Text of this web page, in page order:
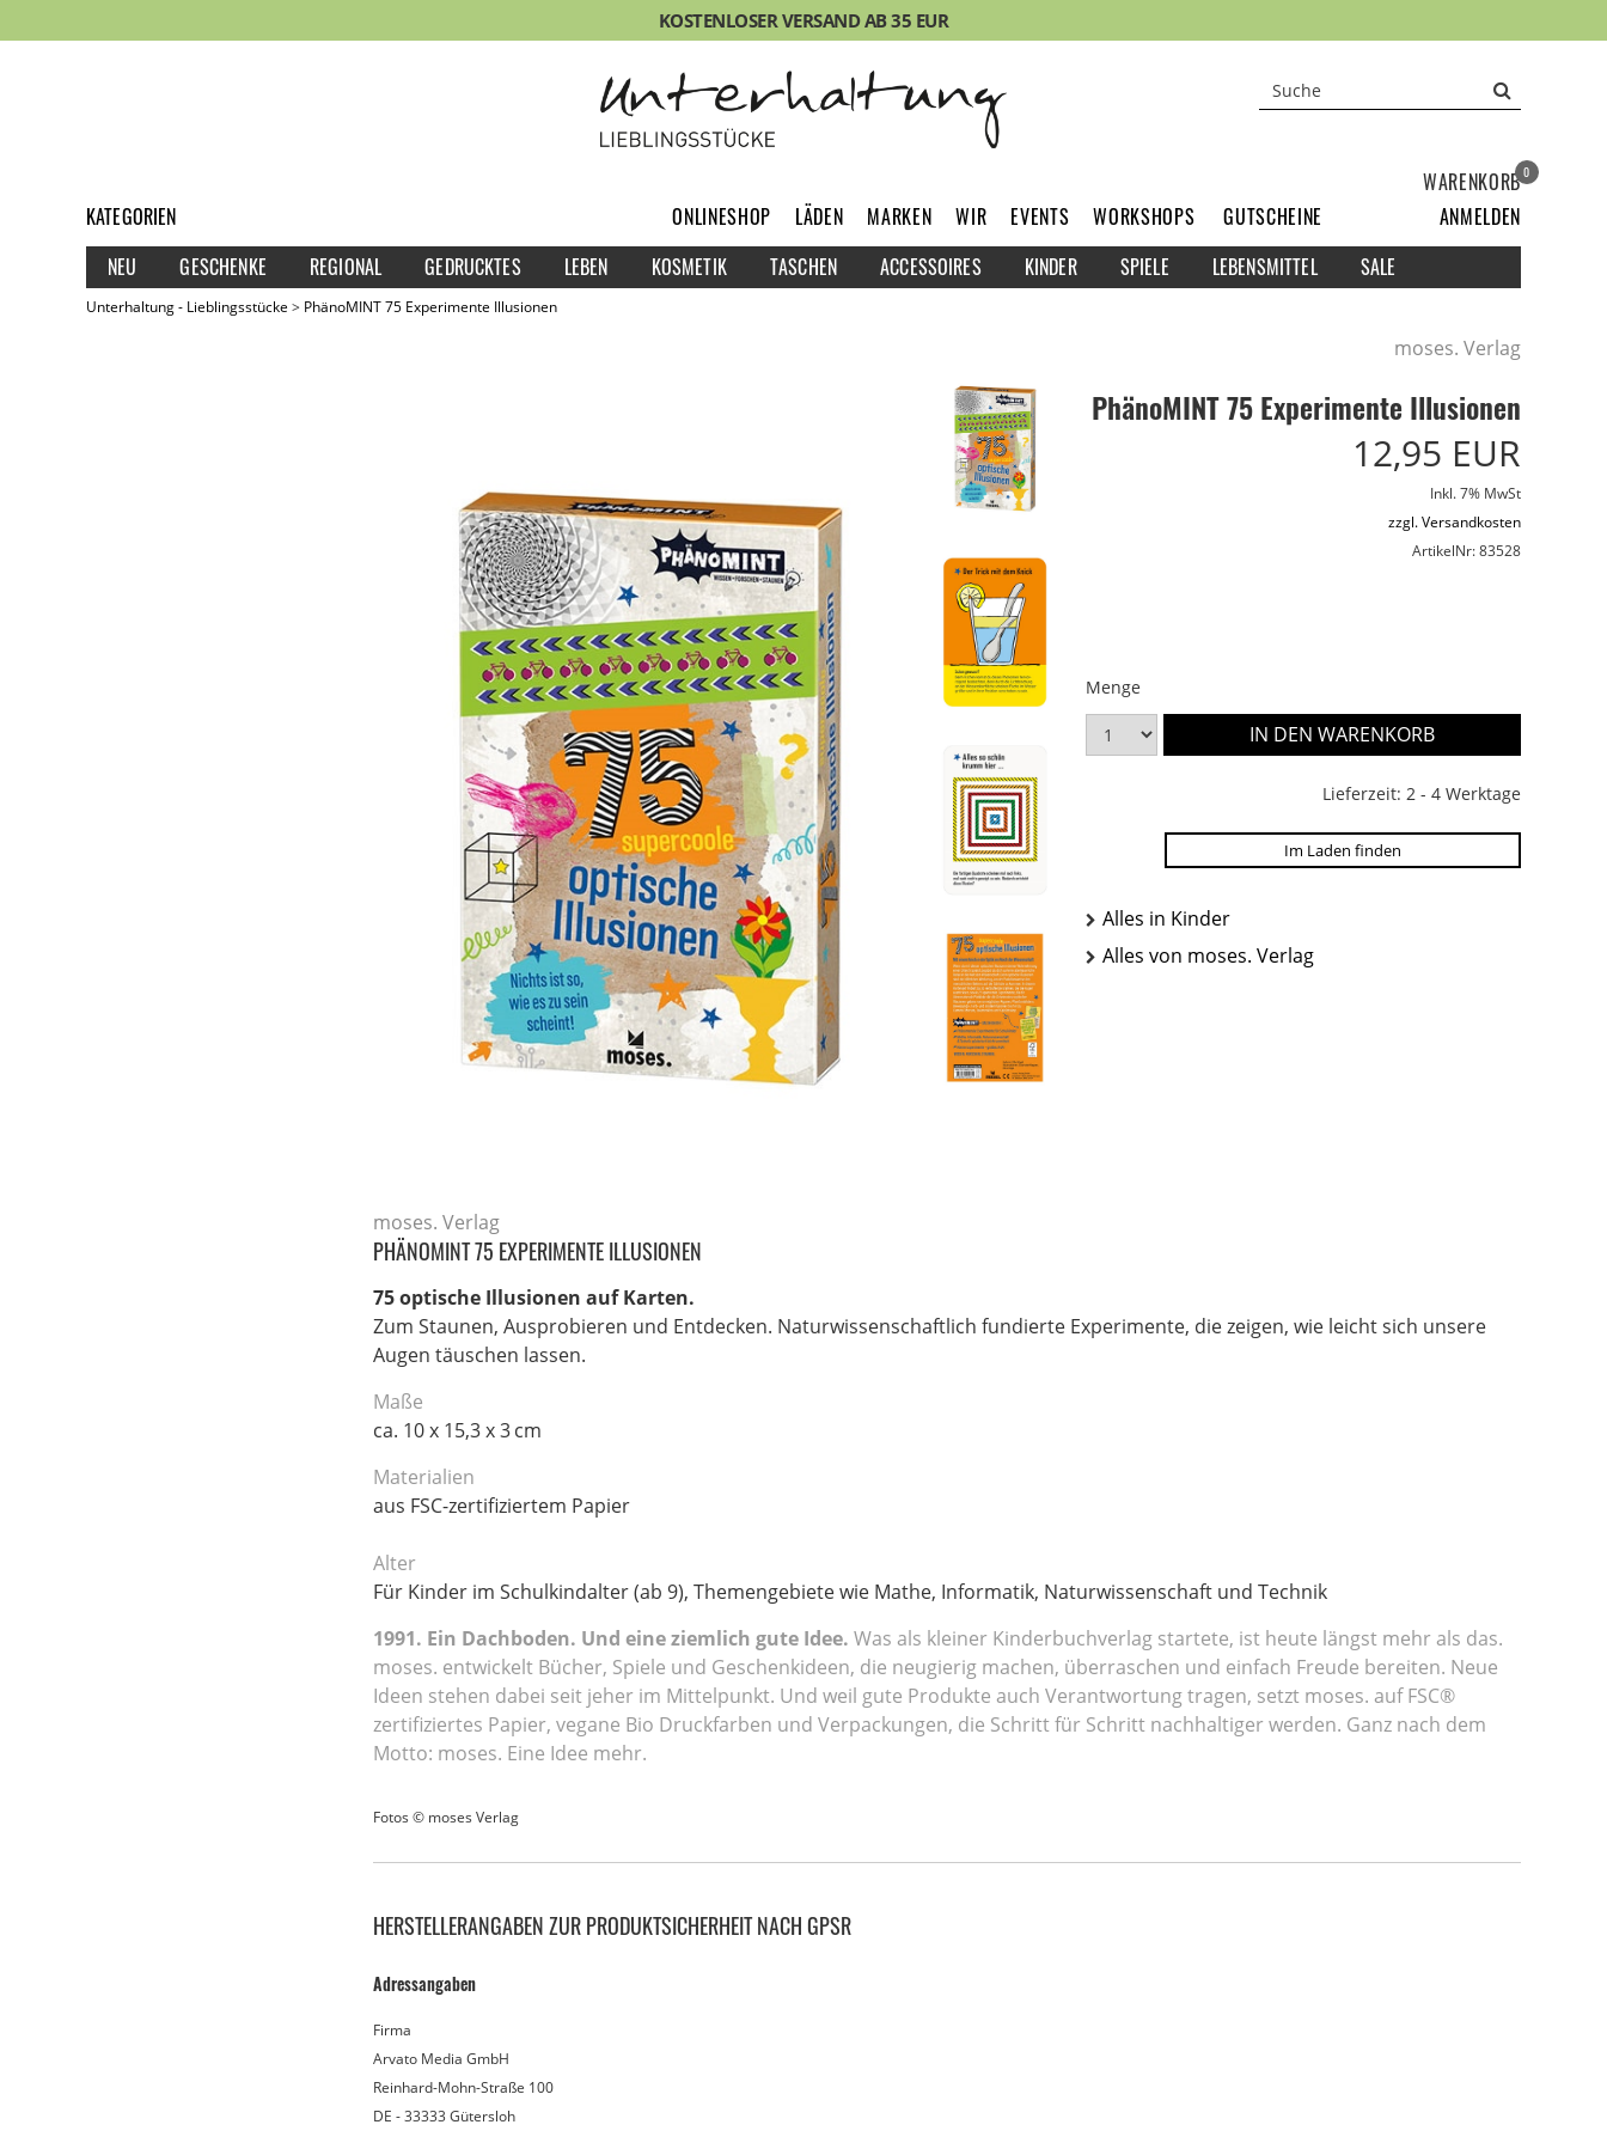
KOSTENLOSER VERSAND AB 35 EUR
KATEGORIEN
NEU
GESCHENKE REGIONAL GEDRUCKTES LEBEN KOSMETIK TASCHEN ACCESSOIRES KINDER SPIELE LEBENSMITTEL SALE
ONLINESHOP LÄDEN MARKEN WIR EVENTS WORKSHOPS GUTSCHEINE
WARENKORB0
ANMELDEN
Unterhaltung - Lieblingsstücke PhänoMINT 75 Experimente Illusionen
moses. Verlag
PhänoMINT 75 Experimente Illusionen
12,95 EUR
Inkl. 7% MwSt
zzgl. Versandkosten
ArtikelNr: 83528
Menge
Lieferzeit: 2 - 4 Werktage
Im Laden finden
Alles in Kinder
Alles von moses. Verlag
moses. Verlag
PHÄNOMINT 75 EXPERIMENTE ILLUSIONEN
75 optische Illusionen auf Karten.
Zum Staunen, Ausprobieren und Entdecken. Naturwissenschaftlich fundierte Experimente, die zeigen, wie leicht sich unsere
Augen täuschen lassen.
Maße
ca. 10 x 15,3 x 3 cm
Materialien
aus FSC-zertifiziertem Papier
Alter
Für Kinder im Schulkindalter (ab 9), Themengebiete wie Mathe, Informatik, Naturwissenschaft und Technik
1991. Ein Dachboden. Und eine ziemlich gute Idee. Was als kleiner Kinderbuchverlag startete, ist heute längst mehr als das.
moses. entwickelt Bücher, Spiele und Geschenkideen, die neugierig machen, überraschen und einfach Freude bereiten. Neue
Ideen stehen dabei seit jeher im Mittelpunkt. Und weil gute Produkte auch Verantwortung tragen, setzt moses. auf FSC®
zertifiziertes Papier, vegane Bio Druckfarben und Verpackungen, die Schritt für Schritt nachhaltiger werden. Ganz nach dem
Motto: moses. Eine Idee mehr.
Fotos © moses Verlag
HERSTELLERANGABEN ZUR PRODUKTSICHERHEIT NACH GPSR
Adressangaben
Firma
Arvato Media GmbH
Reinhard-Mohn-Straße 100
DE - 33333 Gütersloh